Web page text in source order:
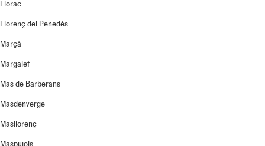
Llorac
Llorenç del Penedès
Marçà
Margalef
Mas de Barberans
Masdenverge
Masllorenç
Maspujols